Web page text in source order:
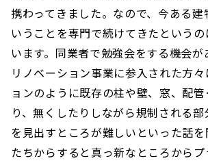
携わってきました。なので、今ある建
いうことを専門で続けてきたという
います。同業者で勉強会をする機会が
リノベーション事業に参入された方
ョンのように既存の柱や壁、窓、配
り、無くしたりしながら規制される
を見出すところが難しいといった話
たちからすると真っ新なところから